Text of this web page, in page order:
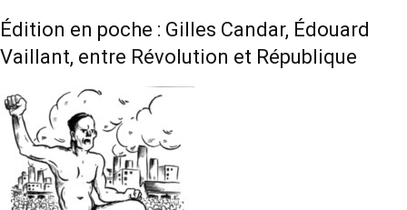
Édition en poche : Gilles Candar, Édouard
Vaillant, entre Révolution et République